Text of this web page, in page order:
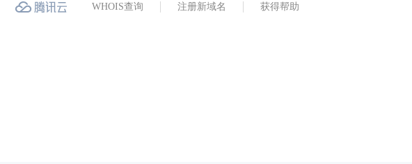
WHOIS查询 注册新域名 获得帮助